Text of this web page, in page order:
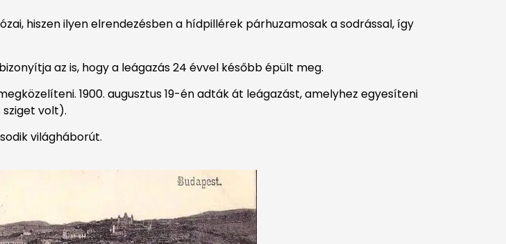
hiszen ilyen elrendezésben a hídpillérek párhuzamosak a sodrással, így
az is, hogy a leágazás 24 évvel később épült meg.
1900. augusztus 19-én adták át leágazást, amelyhez egyesíteni
volt).
világháborút.